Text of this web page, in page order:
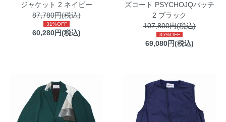
ジャケット 2 ネイビー
87,780円(税込)
31%OFF
60,280円(税込)
ズコート PSYCHOJQパッチ
2 ブラック
107,800円(税込)
35%OFF
69,080円(税込)